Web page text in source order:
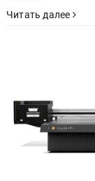
Читать далее